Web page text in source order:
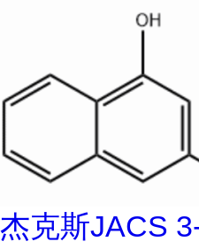
杰克斯JACS